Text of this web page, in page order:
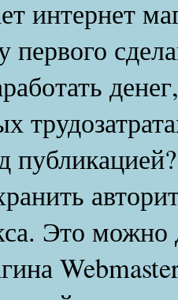
интернет
первого
Это